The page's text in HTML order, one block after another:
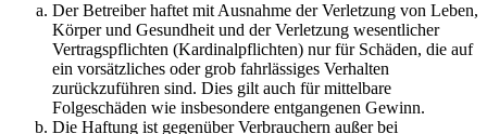
Der Betreiber haftet mit Ausnahme der Verletzung von Leben,
Körper und Gesundheit und der Verletzung wesentlicher
Vertragspflichten (Kardinalpflichten) nur für Schäden, die auf
ein vorsätzliches oder grob fahrlässiges Verhalten
zurückzuführen sind. Dies gilt auch für mittelbare
Folgeschäden wie insbesondere entgangenen Gewinn.
Die Haftung ist gegenüber Verbrauchern außer bei